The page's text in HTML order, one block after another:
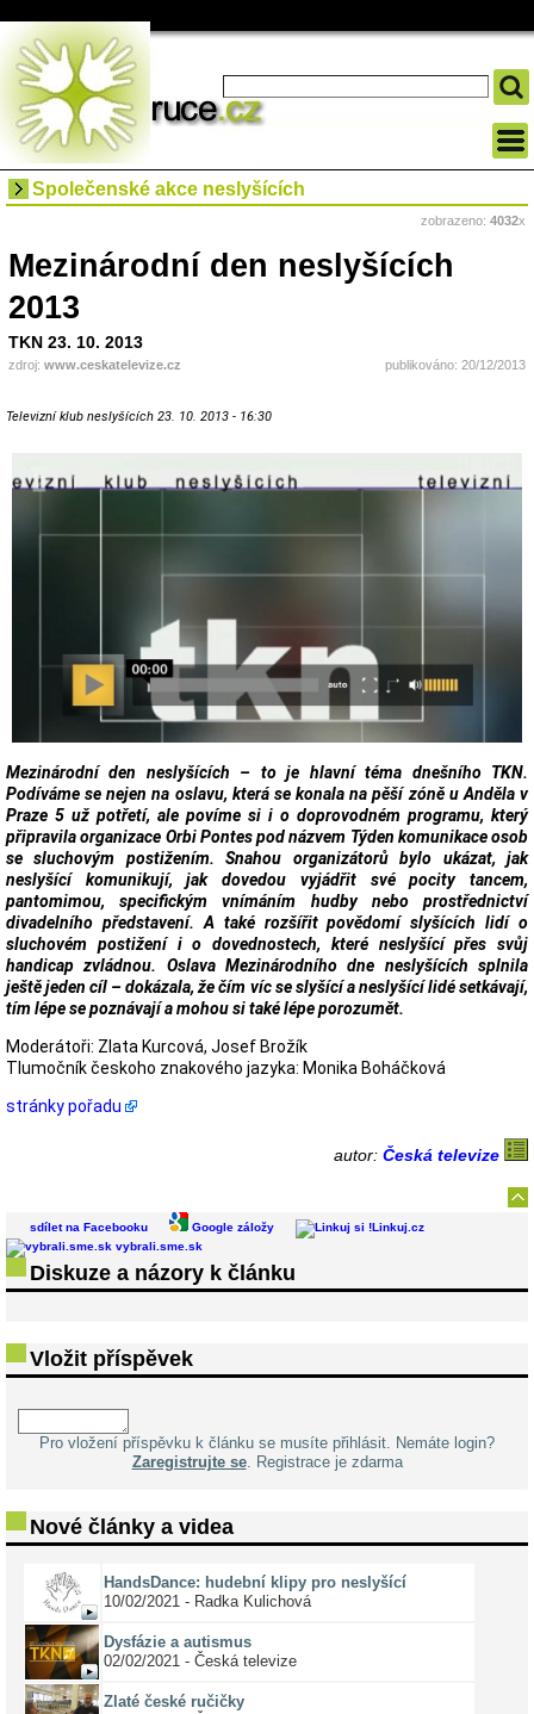
Společenské akce neslyšících
zobrazeno: 4032x
Mezinárodní den neslyšících
2013
TKN 23. 10. 2013
zdroj: www.ceskatelevize.cz publikováno: 20/12/2013
Televizní klub neslyšících 23. 10. 2013 - 16:30
Mezinárodní den neslyšících – to je hlavní téma dnešního TKN.
Podíváme se nejen na oslavu, která se konala na pěší zóně u Anděla v
Praze 5 už potřetí, ale povíme si i o doprovodném programu, který
připravila organizace Orbi Pontes pod názvem Týden komunikace osob
se sluchovým postižením. Snahou organizátorů bylo ukázat, jak
neslyšící komunikují, jak dovedou vyjádřit své pocity tancem,
pantomimou, specifickým vnímáním hudby nebo prostřednictví
divadelního představení. A také rozšířit povědomí slyšících lidí o
sluchovém postižení i o dovednostech, které neslyšící přes svůj
handicap zvládnou. Oslava Mezinárodního dne neslyšících splnila
ještě jeden cíl – dokázala, že čím víc se slyšící a neslyšící lidé setkávají,
tím lépe se poznávají a mohou si také lépe porozumět.
Moderátoři: Zlata Kurcová, Josef Brožík
Tlumočník českoho znakového jazyka: Monika Boháčková
stránky pořadu
autor: Česká televize
sdílet na Facebooku Google záložy
Linkuj.cz
vybrali.sme.sk
Diskuze a názory k článku
Vložit příspěvek
Pro vložení příspěvku k článku se musíte přihlásit. Nemáte login?
Zaregistrujte se. Registrace je zdarma
Nové články a videa
HandsDance: hudební klipy pro neslyšící
10/02/2021 - Radka Kulichová
Dysfázie a autismus
02/02/2021 - Česká televize
Zlaté české ručičky